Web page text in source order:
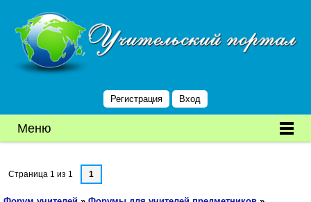
Регистрация Вход
Меню
Страница 1 из 1 1